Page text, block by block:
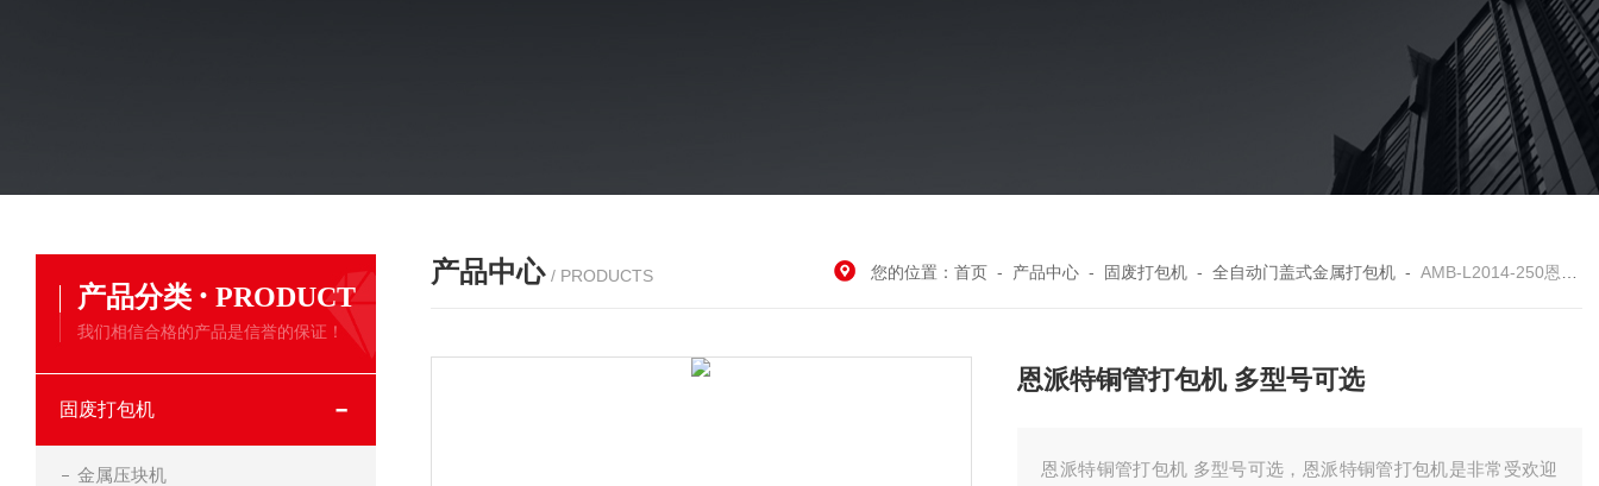
产品分类 · PRODUCT
我们相信合格的产品是信誉的保证！
固废打包机
金属压块机
产品中心 / PRODUCTS 您的位置：首页 - 产品中心 - 固废打包机 -全自动门盖式金属打包机 -AMB-L2014-250恩派特铜管打包机 多型号可选
恩派特铜管打包机 多型号可选
恩派特铜管打包机 多型号可选，恩派特铜管打包机是非常受欢迎